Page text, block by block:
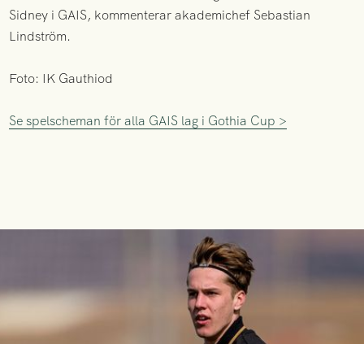
Sidney i GAIS, kommenterar akademichef Sebastian
Lindström.
Foto: IK Gauthiod
Se spelscheman för alla GAIS lag i Gothia Cup >